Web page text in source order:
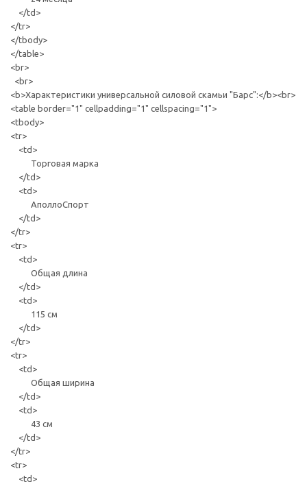
</td>
</tr>
</tbody>
</table>
<br>
<br>
<b>Характеристики универсальной силовой скамьи "Барс":</b><br>
<table border="1" cellpadding="1" cellspacing="1">
<tbody>
<tr>
<td>
Торговая марка
</td>
<td>
АполлоСпорт
</td>
</tr>
<tr>
<td>
Общая длина
</td>
<td>
115 см
</td>
</tr>
<tr>
<td>
Общая ширина
</td>
<td>
43 см
</td>
</tr>
<tr>
<td>